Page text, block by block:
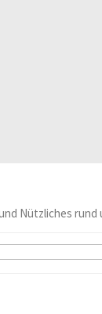
Nützliches rund